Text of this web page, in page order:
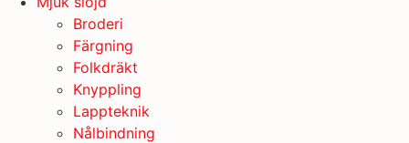
Broderi
Färgning
Folkdräkt
Knyppling
Lappteknik
Nålbindning